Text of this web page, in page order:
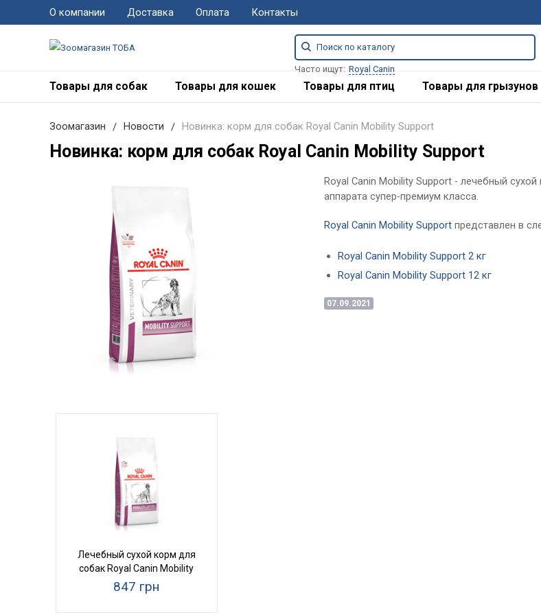
О компании Доставка Оплата Контакты
Часто ищут: Royal Canin
Товары для собак Товары для кошек Товары для птиц Товары для грызунов
Зоомагазин Новости Новинка: корм для собак Royal Canin Mobility Support
Новинка: корм для собак Royal Canin Mobility Support
Royal Canin Mobility Support - лечебный
аппарата супер-премиум класса.
Royal Canin Mobility Support представлен в
Royal Canin Mobility Support 2 кг
Royal Canin Mobility Support 12 кг
07.09.2021
Лечебный сухой корм для
собак Royal Canin Mobility
Support
847 грн